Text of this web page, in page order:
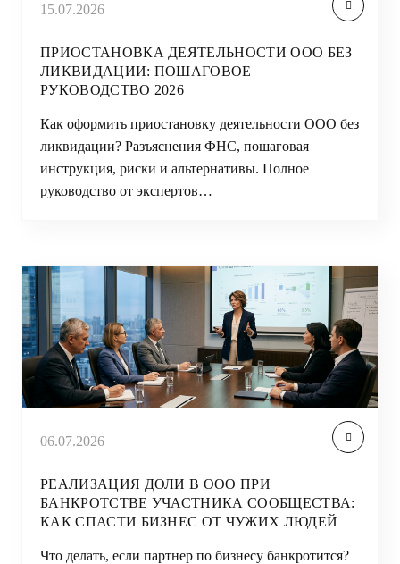
15.07.2026
ПРИОСТАНОВКА ДЕЯТЕЛЬНОСТИ ООО БЕЗ
ЛИКВИДАЦИИ: ПОШАГОВОЕ
РУКОВОДСТВО 2026
Как оформить приостановку деятельности ООО без
ликвидации? Разъяснения ФНС, пошаговая
инструкция, риски и альтернативы. Полное
руководство от экспертов…
06.07.2026
РЕАЛИЗАЦИЯ ДОЛИ В ООО ПРИ
БАНКРОТСТВЕ УЧАСТНИКА СООБЩЕСТВА:
КАК СПАСТИ БИЗНЕС ОТ ЧУЖИХ ЛЮДЕЙ
Что делать, если партнер по бизнесу банкротится?